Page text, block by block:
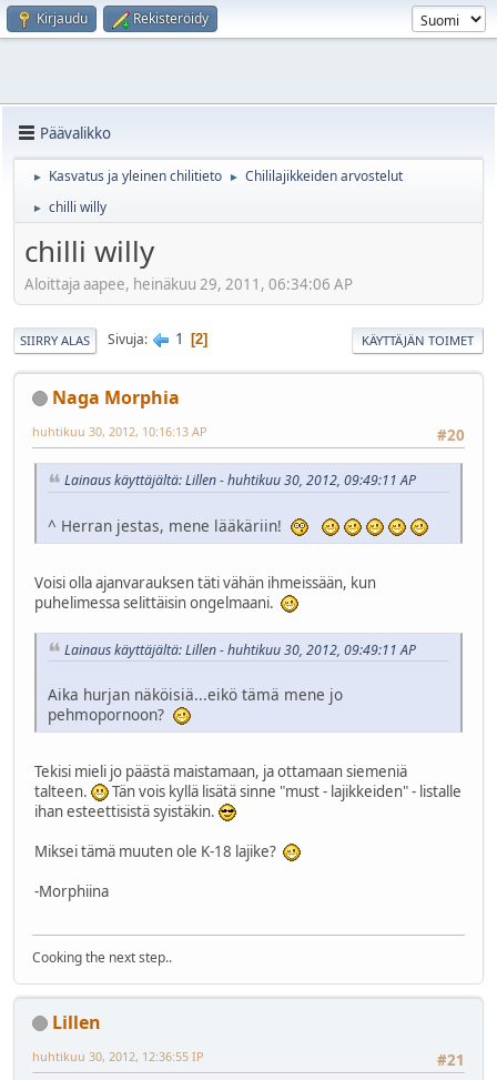
Kirjaudu Rekisteröidy
Päävalikko
► Kasvatus ja yleinen chilitieto ► Chililajikkeiden arvostelut
► chilli willy
chilli willy
Aloittaja aapee, heinäkuu 29, 2011, 06:34:06 AP
SIIRRY ALAS Sivuja 1 2 KÄYTTÄJÄN TOIMET
Naga Morphia
#20
huhtikuu 30, 2012, 10:16:13 AP
Lainaus käyttäjältä: Lillen - huhtikuu 30, 2012, 09:49:11 AP
^ Herran jestas, mene lääkäriin!
Voisi olla ajanvarauksen täti vähän ihmeissään, kun
puhelimessa selittäisin ongelmaani.
Lainaus käyttäjältä: Lillen - huhtikuu 30, 2012, 09:49:11 AP
Aika hurjan näköisiä...eikö tämä mene jo
pehmopornoon?
Tekisi mieli jo päästä maistamaan, ja ottamaan siemeniä
talteen.
Tän vois kyllä lisätä sinne "must - lajikkeiden" - listalle
ihan esteettisistä syistäkin.
Miksei tämä muuten ole K-18 lajike?
-Morphiina
Cooking the next step..
Lillen
#21
huhtikuu 30, 2012, 12:36:55 IP